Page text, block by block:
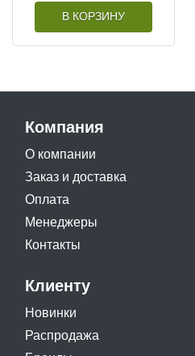
В КОРЗИНУ
Компания
О компании
Заказ и доставка
Оплата
Менеджеры
Контакты
Клиенту
Новинки
Распродажа